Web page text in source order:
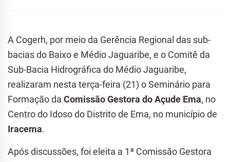
A Cogerh, por meio da Gerência Regional das sub-
bacias do Baixo e Médio Jaguaribe, e o Comitê da
Sub-Bacia Hidrográfica do Médio Jaguaribe,
realizaram nesta terça-feira (21) o Seminário para
Formação da Comissão Gestora do Açude Ema, no
Centro do Idoso do Distrito de Ema, no município de
Iracema.
Após discussões, foi eleita a 1ª Comissão Gestora